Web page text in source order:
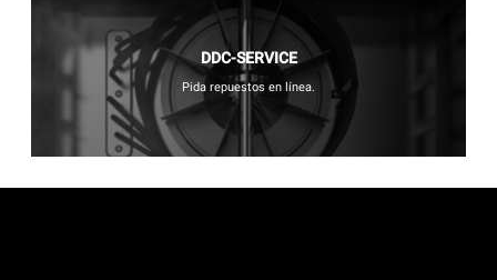
DDC-SERVICE
Pida repuestos en línea.